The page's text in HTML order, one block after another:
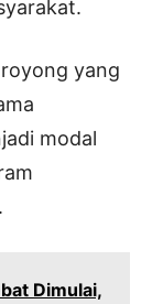
yang
modal
Dimulai,